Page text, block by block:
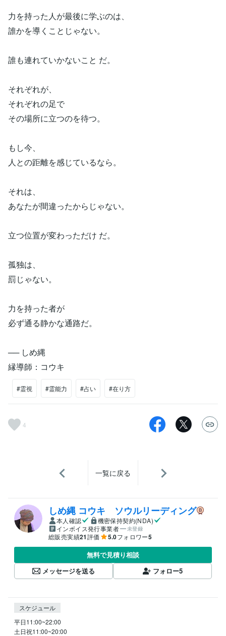
力を持った人が最後に学ぶのは、
誰かを導くことじゃない。
誰も連れていかないこと だ。
それぞれが、
それぞれの足で
その場所に立つのを待つ。
もし今、
人との距離を感じているなら。
それは、
あなたが間違ったからじゃない。
立つ位置が変わっただけ だ。
孤独は、
罰じゃない。
力を持った者が
必ず通る静かな通路だ。
── しめ縄
縁導師：コウキ
#霊視 #霊能力 #占い #在り方
4
一覧に戻る
しめ縄 コウキ ソウルリーディング
本人確認
機密保持契約(NDA)
インボイス発行事業者
未登録
総販売実績21評価 5.0フォロワー5
無料で見積り相談
メッセージを送る
フォロー5
スケジュール
平日11:00~22:00
土日祝11:00~20:00